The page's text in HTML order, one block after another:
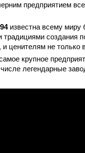
предприятием
известна всему миру
традициями создания
ценителям не
крупное
легендарные